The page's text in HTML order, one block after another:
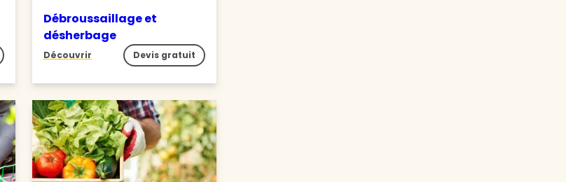
Débroussaillage et
désherbage
Découvrir Devis gratuit